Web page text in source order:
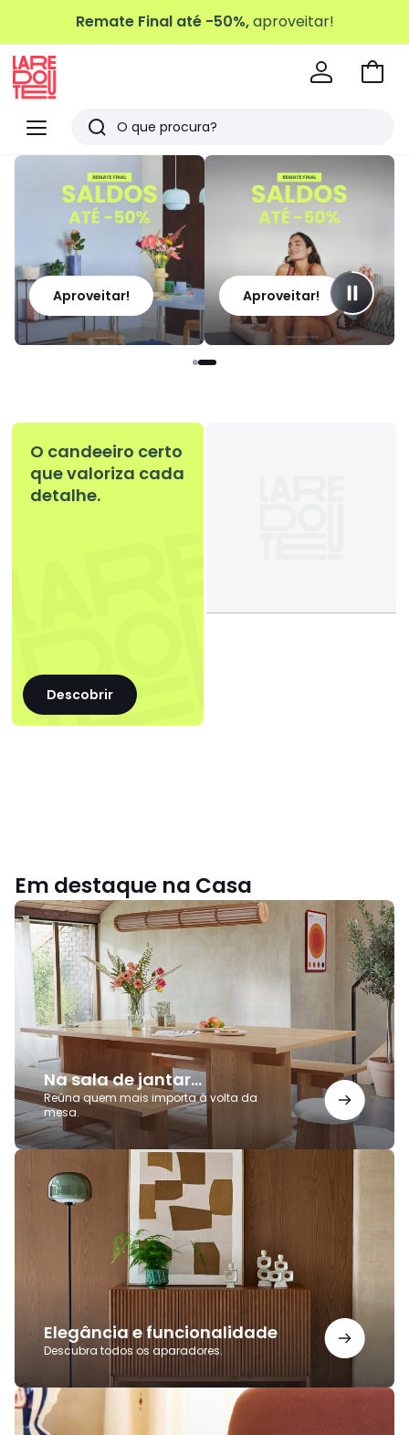
Remate Final até -50%,aproveitar!
Menu
Redoute
Pesquisar
Últimos
artigos
vistos
Ir
Aproveitar! Aproveitar!
O candeeiro certo
que valoriza cada
detalhe.
Descobrir
Em destaque na Casa
Na sala de jantar...
Reúna quem mais importa à volta da
mesa.
Na
sala
jantar...
Elegância e funcionalidade
Descubra todos os aparadores.
Elegância
funcionalidade
Decoração
têxtil